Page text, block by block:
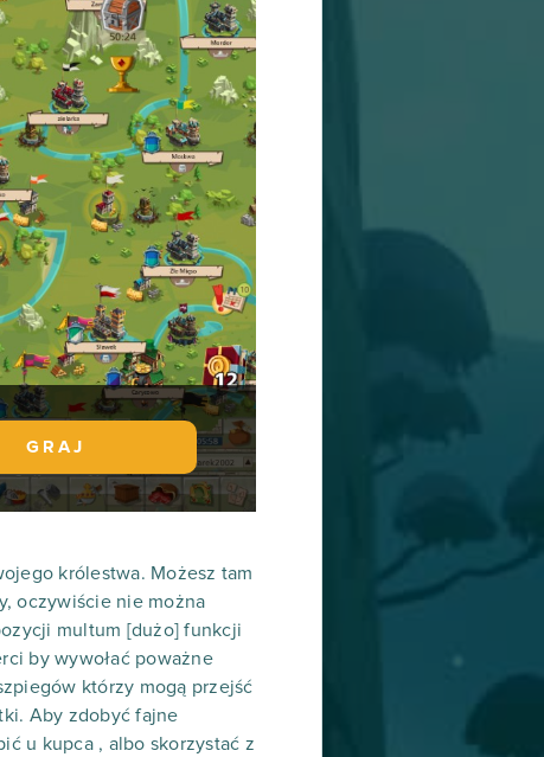
GRAJ
królestwa. Możesz tam
oczywiście nie można
multum [dużo] funkcji
by wywołać poważne
którzy mogą przejść
Aby zdobyć fajne
u kupca , albo skorzystać z